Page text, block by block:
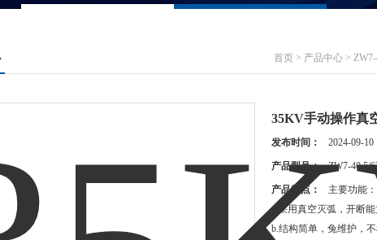
首页 > 产品中心 >
35KV手动操作真
发布时间： 2024-09-10
产品型号： ZW7-40.5/
产品特点：
主要功能
a.采用真空灭弧，开断
b.结构简单，兔维护，